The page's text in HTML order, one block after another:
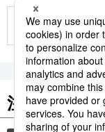
注目のキー